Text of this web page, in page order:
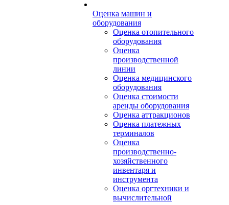
Оценка машин и
оборудования
Оценка отопительного
оборудования
Оценка
производственной
линии
Оценка медицинского
оборудования
Оценка стоимости
аренды оборудования
Оценка аттракционов
Оценка платежных
терминалов
Оценка
производственно-
хозяйственного
инвентаря и
инструмента
Оценка оргтехники и
вычислительной